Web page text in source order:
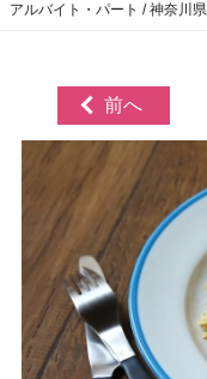
アルバイト・パート / 神奈川県
前へ